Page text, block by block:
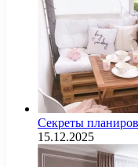
Секреты
15.12.2025